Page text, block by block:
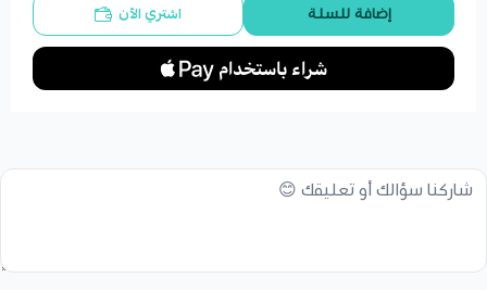
إضافة للسلة اشتري الآن